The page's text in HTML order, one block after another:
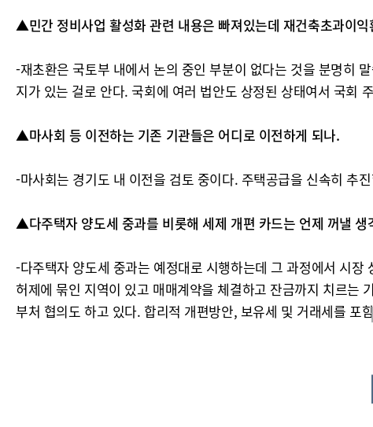
▲민간 정비사업 활성화 관련 내용은 빠져있는데 재건축초과이
-재초환은 국토부 내에서 논의 중인 부분이 없다는 것을 분명히
지가 있는 걸로 안다. 국회에 여러 법안도 상정된 상태여서 국회
▲마사회 등 이전하는 기존 기관들은 어디로 이전하게 되나.
-마사회는 경기도 내 이전을 검토 중이다. 주택공급을 신속히 추
▲다주택자 양도세 중과를 비롯해 세제 개편 카드는 언제 꺼낼 생
-다주택자 양도세 중과는 예정대로 시행하는데 그 과정에서 시
허제에 묶인 지역이 있고 매매계약을 체결하고 잔금까지 치르는
부처 협의도 하고 있다. 합리적 개편방안, 보유세 및 거래세를 포